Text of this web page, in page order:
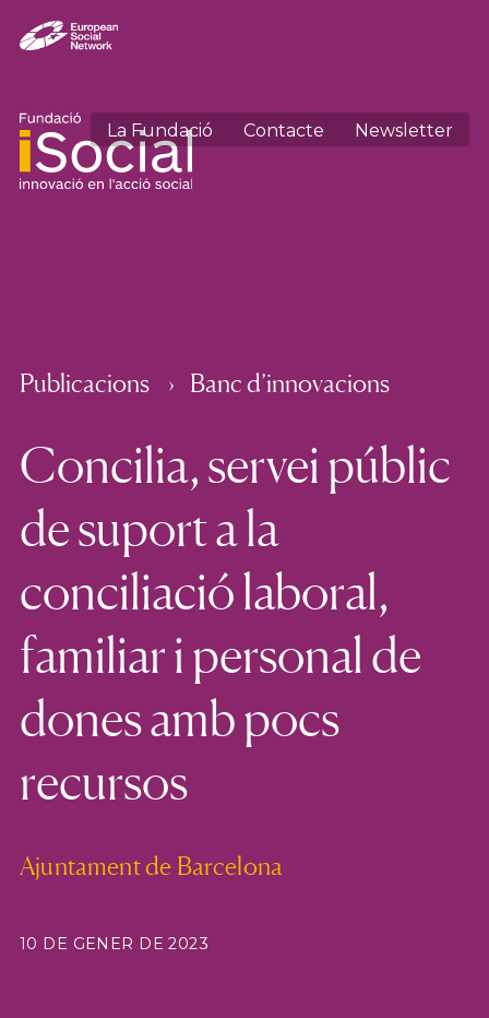
La Fundació Contacte Newsletter
Publicacions Banc d’innovacions
Concilia, servei públic
de suport a la
conciliació laboral,
familiar i personal de
dones amb pocs
recursos
Ajuntament de Barcelona
10 DE GENER DE 2023